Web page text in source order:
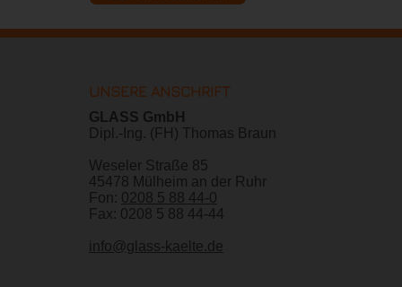
UNSERE ANSCHRIFT
GLASS GmbH
Dipl.-Ing. (FH) Thomas Braun
Weseler Straße 85
45478 Mülheim an der Ruhr
Fon: 0208 5 88 44-0
Fax: 0208 5 88 44-44
info@glass-kaelte.de